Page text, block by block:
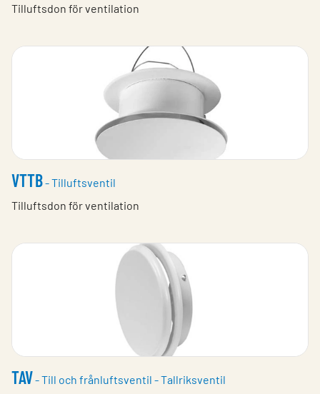
Tilluftsdon för ventilation
VTTB- Tilluftsventil
Tilluftsdon för ventilation
TAV- Till och frånluftsventil - Tallriksventil